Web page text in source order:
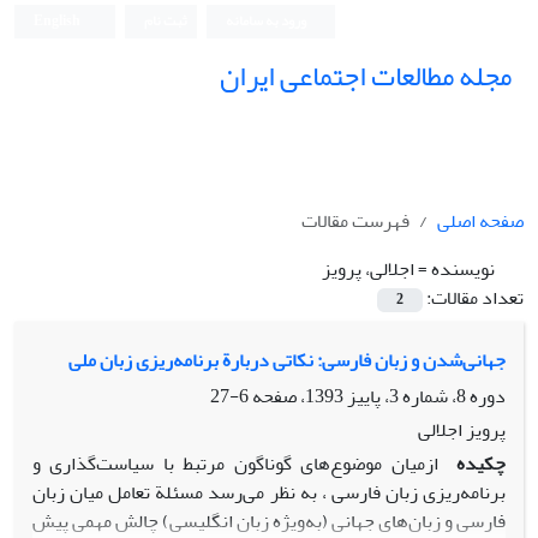
مجله مطالعات اجتماعی ایران
صفحه اصلی
فهرست مقالات
نویسنده =اجلالی، پرویز
تعداد مقالات:
2
جهانی‌شدن و زبان فارسی: نکاتی دربارة برنامه‌ریزی زبان ملی
دوره 8، شماره 3، پاییز 1393، صفحه
6-27
پرویز اجلالی
چکیده ازمیان موضوع‌های گوناگون مرتبط با سیاست‌گذاری و
برنامه‌ریزی زبان فارسی ، به نظر می‌رسد مسئلة تعامل میان زبان
فارسی و زبان‌های جهانی (به‌ویژه زبان انگلیسی) چالش مهمی پیش